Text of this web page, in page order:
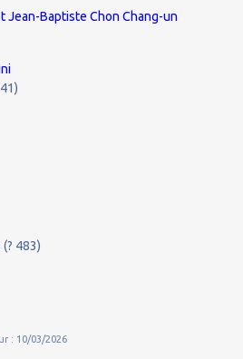
Jean-Baptiste Chon Chang-un
483)
: 10/03/2026